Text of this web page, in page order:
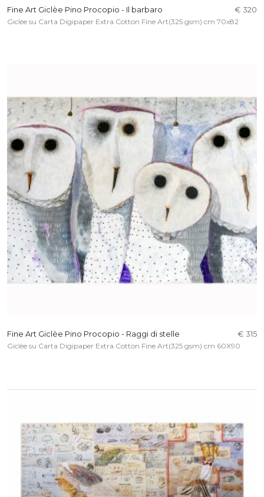
Fine Art Giclèe Pino Procopio - Il barbaro € 320
Giclèe su Carta Digipaper Extra Cotton Fine Art(325 gsm) cm 70x82
Fine Art Giclèe Pino Procopio - Raggi di stelle € 315
Giclèe su Carta Digipaper Extra Cotton Fine Art(325 gsm) cm 60X90